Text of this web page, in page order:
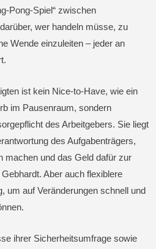
Pong-Spiel“ zwischen
wer handeln müsse, zu
Wende einzuleiten – jeder an
ist kein Nice-to-Have, wie ein
im Pausenraum, sondern
des Arbeitgebers. Sie liegt
des Aufgabenträgers,
machen und das Geld dafür zur
Aber auch flexiblere
um auf Veränderungen schnell und
ihrer Sicherheitsumfrage sowie